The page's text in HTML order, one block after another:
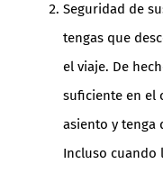
Seguridad de
tengas que
el viaje. De
suficiente en el
asiento y tenga
Incluso cuando